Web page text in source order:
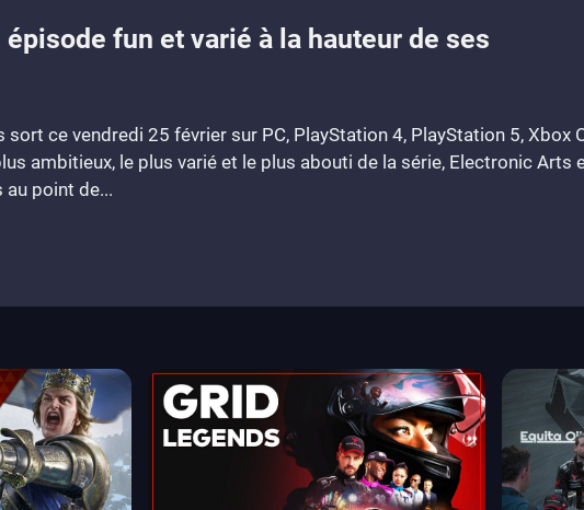
fun et varié à la hauteur de ses
sort ce vendredi 25 février sur PC, PlayStation 4, PlayStation 5, Xbox
ambitieux, le plus varié et le plus abouti de la série, Electronic Arts
point de...